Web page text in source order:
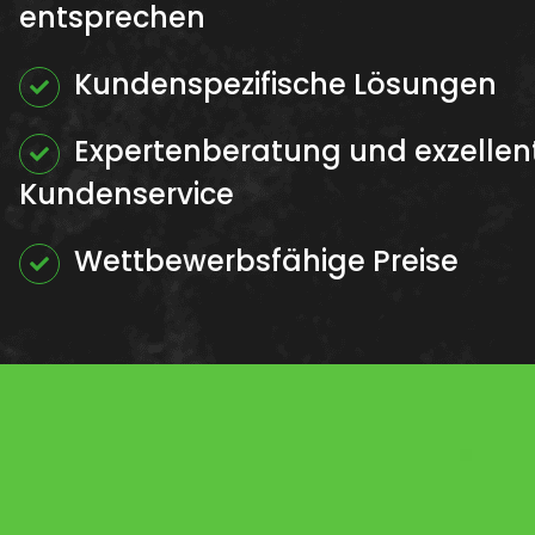
entsprechen
Kundenspezifische Lösungen
Expertenberatung und
Kundenservice
Wettbewerbsfähige Preise